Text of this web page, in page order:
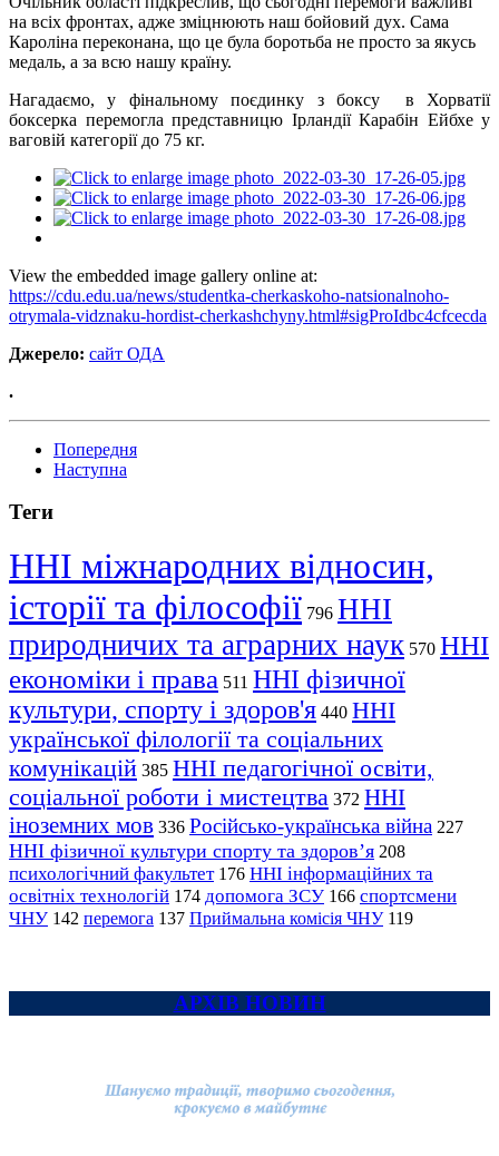
на всіх фронтах, адже зміцнюють наш бойовий дух. Сама
Кароліна переконана, що це була боротьба не просто за якусь
медаль, а за всю нашу країну.
Нагадаємо, у фінальному поєдинку з боксу в Хорватії
боксерка перемогла представницю Ірландії Карабін Ейбхе у
ваговій категорії до 75 кг.
View the embedded image gallery online at:
https://cdu.edu.ua/news/studentka-cherkaskoho-natsionalnoho-
otrymala-vidznaku-hordist-cherkashchyny.html#sigProIdbc4cfcecda
Джерело: сайт ОДА
.
Попередня
Наступна
Теги
ННІ міжнародних відносин,
історії та філософії 796 ННІ
природничих та аграрних наук 570 ННІ
економіки і права 511 ННІ фізичної
культури, спорту і здоров'я 440 ННІ
української філології та соціальних
комунікацій 385 ННІ педагогічної освіти,
соціальної роботи і мистецтва 372 ННІ
іноземних мов 336 Російсько-українська війна 227
ННІ фізичної культури спорту та здоров’я 208
психологічний факультет 176 ННІ інформаційних та
освітніх технологій 174 допомога ЗСУ 166 спортсмени
ЧНУ 142 перемога 137 Приймальна комісія ЧНУ 119
АРХІВ НОВИН